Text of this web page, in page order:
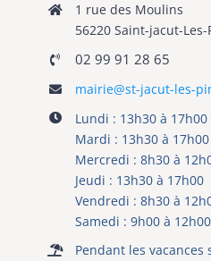
1 rue des Moulins
56220 Saint-jacut-Les-
02 99 91 28 65
mairie@st-jacut-les-
Lundi : 13h30 à 17h00
Mardi : 13h30 à 17h00
Mercredi : 8h30 à
Jeudi : 13h30 à 17h00
Vendredi : 8h30 à
Samedi : 9h00 à 12h00
Pendant les vacances